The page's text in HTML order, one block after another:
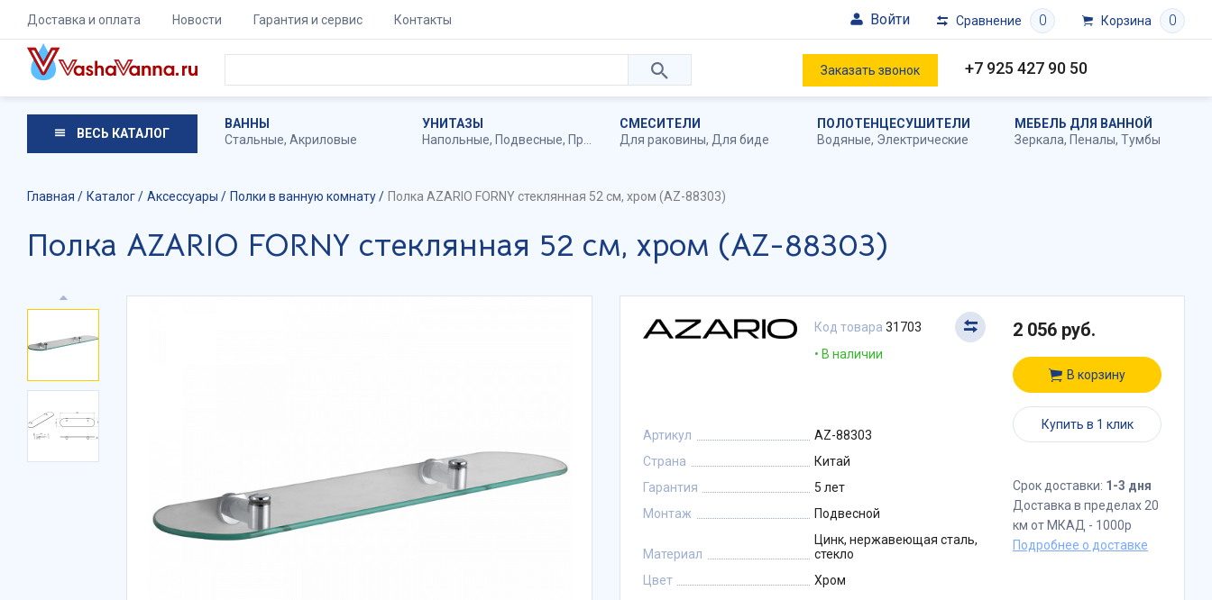
Доставка и оплата Новости Гарантия и сервис Контакты Войти Сравнение 0 Корзина 0
Заказать звонок +7 925 427 90 50
ВЕСЬ КАТАЛОГ
ВАННЫ
Стальные, Акриловые
УНИТАЗЫ
Напольные, Подвесные, Приставные
СМЕСИТЕЛИ
Для раковины, Для биде
ПОЛОТЕНЦЕСУШИТЕЛИ
Водяные, Электрические
МЕБЕЛЬ ДЛЯ ВАННОЙ
Зеркала, Пеналы, Тумбы
Главная Каталог Аксессуары Полки в ванную комнату Полка AZARIO FORNY стеклянная 52 см, хром (AZ-88303)
Полка AZARIO FORNY стеклянная 52 см, хром (AZ-88303)
Код товара 31703
В наличии
Артикул
AZ-88303
Страна
Китай
Гарантия
5 лет
Монтаж
Подвесной
Материал
Цинк, нержавеющая сталь,
стекло
Цвет
Хром
2 056 руб.
В корзину
Купить в 1 клик
Срок доставки: 1-3 дня
Доставка в пределах 20
км от МКАД - 1000р
Подробнее о доставке